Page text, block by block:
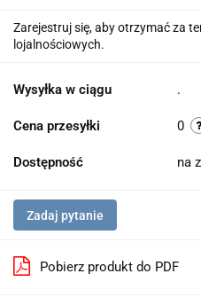
Zarejestruj się, aby otrzymać za
lojalnościowych.
Wysyłka w ciągu .
Cena przesyłki 0
Dostępność na
Zadaj pytanie
Pobierz produkt do PDF